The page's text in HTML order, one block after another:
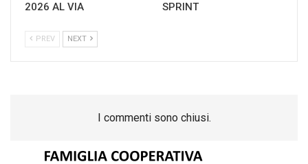
2026 AL VIA
SPRINT
PREV NEXT
I commenti sono chiusi.